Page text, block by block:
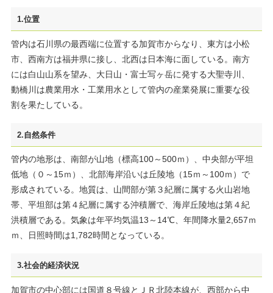
1.位置
管内は石川県の最西端に位置する加賀市からなり、東方は小松
市、西南方は福井県に接し、北西は日本海に面している。南方
には白山山系を望み、大日山・富士写ヶ岳に発する大聖寺川、
動橋川は農業用水・工業用水として管内の産業発展に重要な役
割を果たしている。
2.自然条件
管内の地形は、南部が山地（標高100～500ｍ）、中央部が平坦
低地（０～15ｍ）、北部海岸沿いは丘陵地（15ｍ～100ｍ）で
形成されている。地質は、山間部が第３紀層に属する火山岩地
帯、平坦部は第４紀層に属する沖積層で、海岸丘陵地は第４紀
洪積層である。気象は年平均気温13～14℃、年間降水量2,657ｍ
ｍ、日照時間は1,782時間となっている。
3.社会的経済状況
加賀市の中心部には国道８号線とＪＲ北陸本線が、西部から中